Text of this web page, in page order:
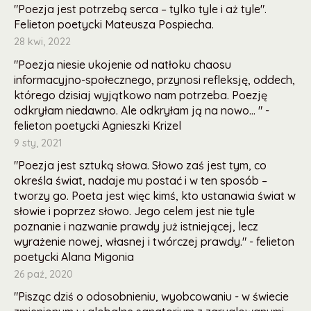
"Poezja jest potrzebą serca – tylko tyle i aż tyle".
Felieton poetycki Mateusza Pospiecha.
28 kwi, 2022
"Poezja niesie ukojenie od natłoku chaosu
informacyjno-społecznego, przynosi refleksję, oddech,
którego dzisiaj wyjątkowo nam potrzeba. Poezję
odkryłam niedawno. Ale odkryłam ją na nowo... " -
felieton poetycki Agnieszki Krizel
9 sty, 2021
"Poezja jest sztuką słowa. Słowo zaś jest tym, co
określa świat, nadaje mu postać i w ten sposób –
tworzy go. Poeta jest więc kimś, kto ustanawia świat w
słowie i poprzez słowo. Jego celem jest nie tyle
poznanie i nazwanie prawdy już istniejącej, lecz
wyrażenie nowej, własnej i twórczej prawdy." - felieton
poetycki Alana Migonia
26 paź, 2020
"Pisząc dziś o odosobnieniu, wyobcowaniu - w świecie